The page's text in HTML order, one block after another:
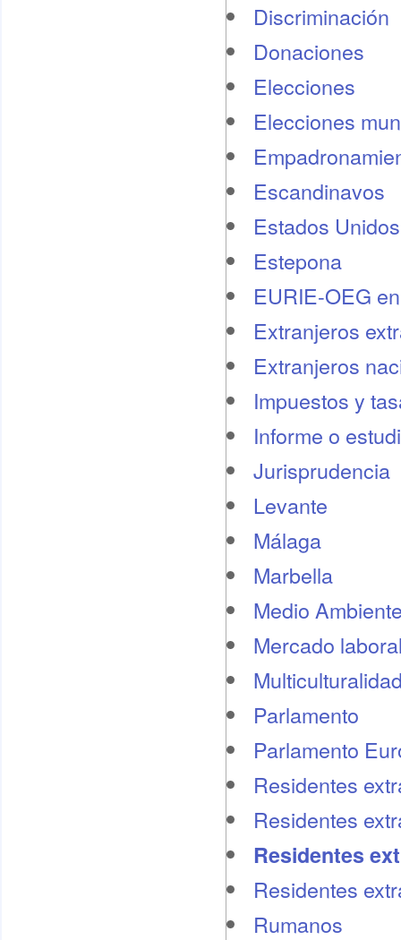
Discriminación
Donaciones
Elecciones
Elecciones
Escandinavos
Estados Unidos
Estepona
EURIE-OEG
Extranjeros
Extranjeros
Impuestos y
Informe o
Jurisprudencia
Levante
Málaga
Marbella
Medio
Mercado
Parlamento
Parlamento
Residentes
Residentes
Residentes
Residentes
Rumanos